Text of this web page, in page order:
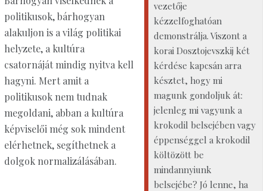
vezetője
kézzelfoghatóan
demonstrálja. Viszont a
korai Dosztojevszkij két
kérdése kapcsán arra
késztet, hogy mi
magunk gondoljuk át:
jelenleg mi vagyunk a
krokodil belsejében vagy
éppenséggel a krokodil
költözött be
mindannyiunk
belsejébe? Jó lenne, ha
politikusok, bárhogyan
alakuljon is a világ politikai
helyzete, a kultúra
csatornáját mindig nyitva kell
hagyni. Mert amit a
politikusok nem tudnak
megoldani, abban a kultúra
képviselői még sok mindent
elérhetnek, segíthetnek a
dolgok normalizálásában.